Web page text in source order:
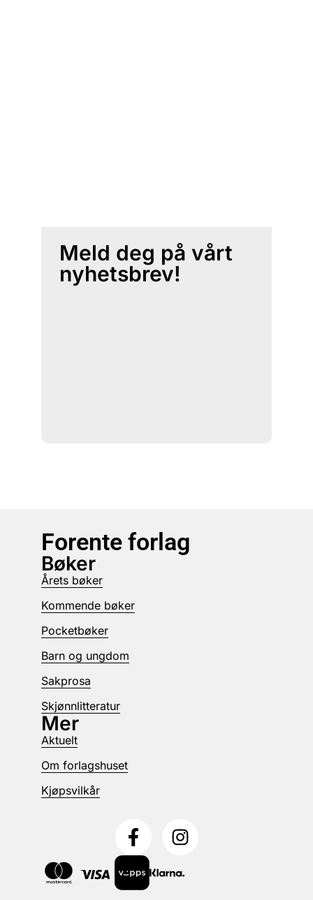
Meld deg på vårt
nyhetsbrev!
Forente forlag
Bøker
Årets bøker
Kommende bøker
Pocketbøker
Barn og ungdom
Sakprosa
Skjønnlitteratur
Mer
Aktuelt
Om forlagshuset
Kjøpsvilkår